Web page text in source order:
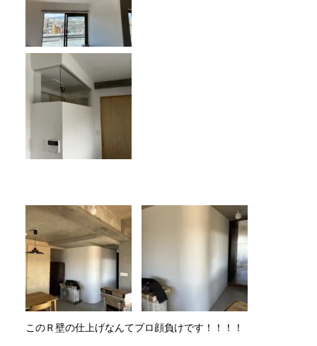
このＲ壁の仕上げなんてプロ顔負けです！！！！